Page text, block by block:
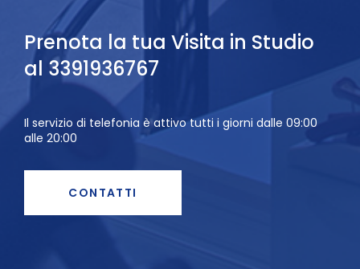
Prenota la tua Visita in Studio
al 3391936767
Il servizio di telefonia è attivo tutti i giorni dalle 09:00
alle 20:00
CONTATTI